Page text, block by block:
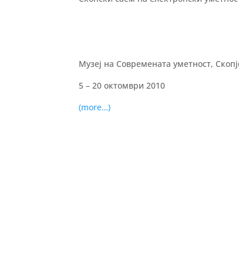
Музеј на Современата уметност,
5 – 20 октомври 2010
(more…)